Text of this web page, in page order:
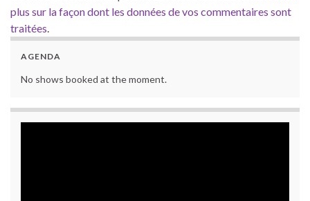
plus sur la façon dont les données de vos commentaires sont
traitées.
AGENDA
No shows booked at the moment.